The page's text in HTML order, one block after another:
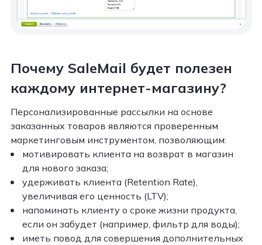
Почему SaleMail будет полезен
каждому интернет-магазину?
Персонализированные рассылки на основе
заказанных товаров являются проверенным
маркетинговым инструментом, позволяющим:
мотивировать клиента на возврат в магазин
для нового заказа;
удерживать клиента (Retention Rate),
увеличивая его ценность (LTV);
напоминать клиенту о сроке жизни продукта,
если он забудет (например, фильтр для воды);
иметь повод для совершения дополнительных